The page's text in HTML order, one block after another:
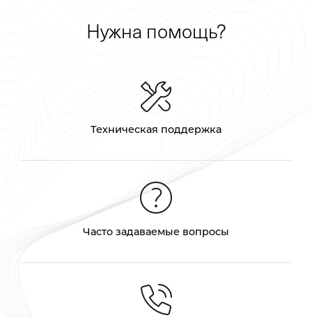
Нужна помощь?
Техническая поддержка
Часто задаваемые вопросы